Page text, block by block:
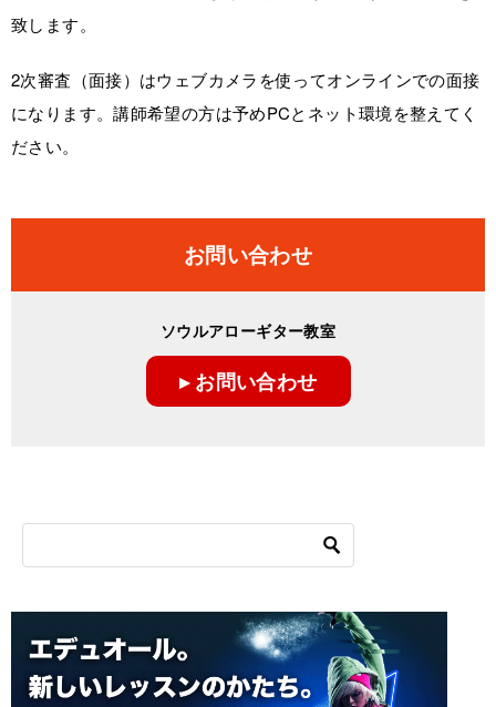
致します。
2次審査（面接）はウェブカメラを使ってオンラインでの面接
になります。講師希望の方は予めPCとネット環境を整えてく
ださい。
お問い合わせ
ソウルアローギター教室
▸ お問い合わせ